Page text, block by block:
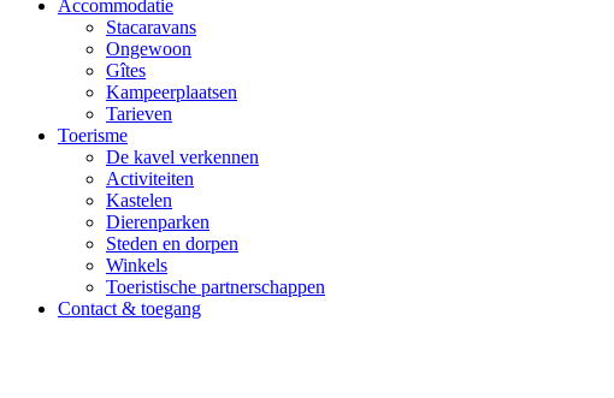
Accommodatie
Stacaravans
Ongewoon
Gîtes
Kampeerplaatsen
Tarieven
Toerisme
De kavel verkennen
Activiteiten
Kastelen
Dierenparken
Steden en dorpen
Winkels
Toeristische partnerschappen
Contact & toegang